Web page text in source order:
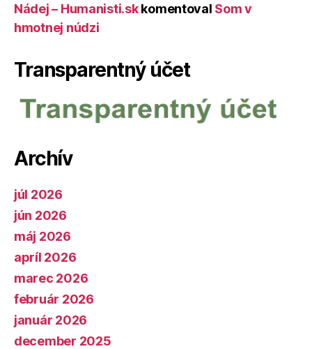
Nádej – Humanisti.skkomentoval Som v
hmotnej núdzi
Transparentný účet
Archív
júl 2026
jún 2026
máj 2026
apríl 2026
marec 2026
február 2026
január 2026
december 2025